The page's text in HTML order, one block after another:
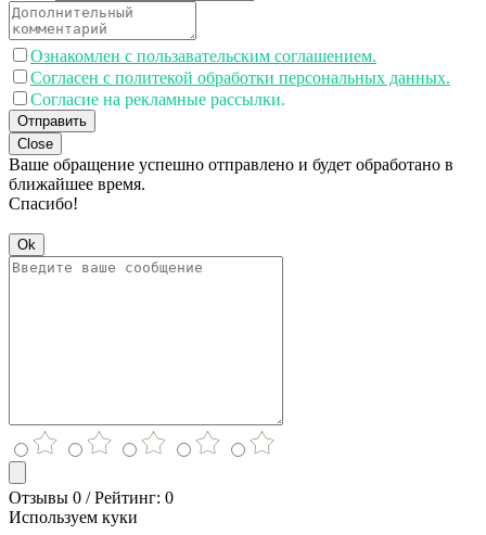
Ознакомлен с пользавательским соглашением.
Согласен с политекой обработки персональных данных.
Согласие на рекламные рассылки.
Отправить
Close
Ваше обращение успешно отправлено и будет обработано в
ближайшее время.
Спасибо!
Ok
Отзывы 0 / Рейтинг: 0
Используем куки